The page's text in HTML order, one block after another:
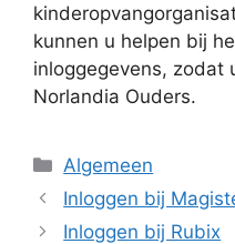
kunnen u helpen bij
inloggegevens, zodat
Norlandia Ouders.
Categorieën
Algemeen
Inloggen bij
Inloggen bij Rubix